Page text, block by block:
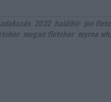
adakozás 2022 halálhír joe
megan fletcher myrna